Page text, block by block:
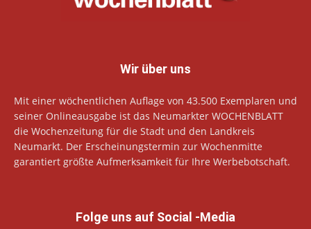
Wir über uns
Mit einer wöchentlichen Auflage von 43.500 Exemplaren und
seiner Onlineausgabe ist das Neumarkter WOCHENBLATT
die Wochenzeitung für die Stadt und den Landkreis
Neumarkt. Der Erscheinungstermin zur Wochenmitte
garantiert größte Aufmerksamkeit für Ihre Werbebotschaft.
Folge uns auf Social -Media